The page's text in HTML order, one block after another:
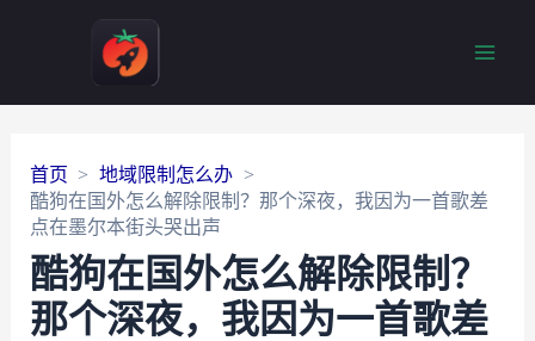
首页
地域限制怎么办
酷狗在国外怎么解除限制？那个深夜，我因为一首歌差
点在墨尔本街头哭出声
酷狗在国外怎么解除限制？
那个深夜，我因为一首歌差